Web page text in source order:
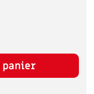
panier